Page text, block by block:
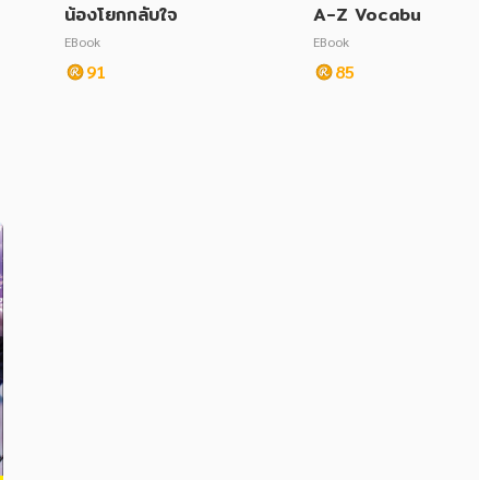
น้องโยกกลับใจ
EBook
91
A-Z Vocabulary แ
ฝึกอ่านคำศัพท์ A-Z เ
มพัฒนาการเด็ก
EBook
85